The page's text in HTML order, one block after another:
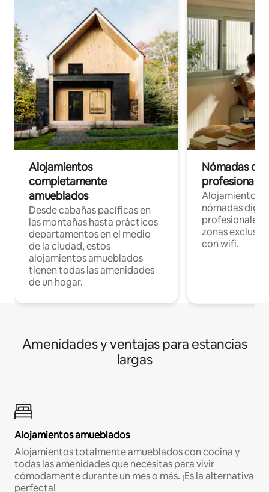
Alojamientos
completamente
amueblados
Desde cabañas pacíficas en
las montañas hasta prácticos
departamentos en el medio
de la ciudad, estos
alojamientos amueblados
tienen todas las amenidades
de un hogar.
Nómadas
Alojamientos
nómadas
profesionales
zonas
con wifi.
Amenidades y ventajas para estancias
largas
Alojamientos amueblados
Alojamientos totalmente amueblados con cocina y
todas las amenidades que necesitas para vivir
cómodamente durante un mes o más. ¡Es la alternativa
perfecta!